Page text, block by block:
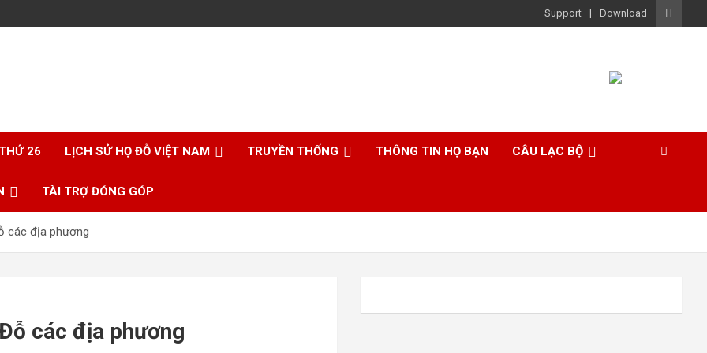
Support Download
26 LỊCH SỬ HỌ ĐỖ VIỆT NAM TRUYỀN THỐNG THÔNG TIN HỌ BẠN CÂU LẠC BỘ
TÀI TRỢ ĐÓNG GÓP
các địa phương
các địa phương